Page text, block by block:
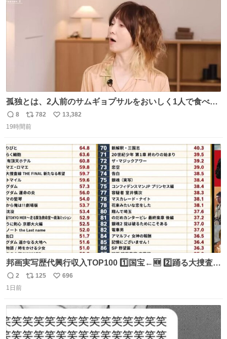
孤独とは、2人前のサムギョプサルをおいしく1人で食べる
ことである←好きすぎる
返
信
8
リ
ポ
ト
数
782
い
数
13,382
19時間前
邦画実写歴代興行収入TOP100 1️⃣国宝←🆕 2️⃣踊る大捜査線
THE MOVIE2 3️⃣南極物語 4️⃣踊る大捜査線 THE MOVIE 5️⃣
子猫物語 6️⃣劇場版コード・ブルー 7️⃣天と地と 8️⃣永遠の0
どなく、お別れです←🆕 … 60位 キングダム 魂の決戦←🆕
返
信
2
リ
数
125
い
696
1日前